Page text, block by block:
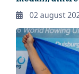
recorduri
02 august